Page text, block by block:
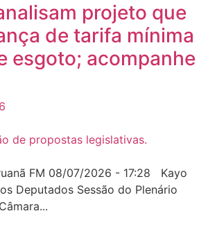
projeto que
de tarifa mínima
esgoto; acompanhe
FM 08/07/2026 - 17:28 Kayo
Deputados Sessão do Plenário